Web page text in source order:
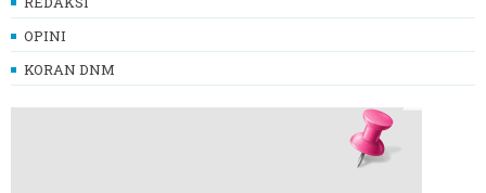
OPINI
KORAN DNM